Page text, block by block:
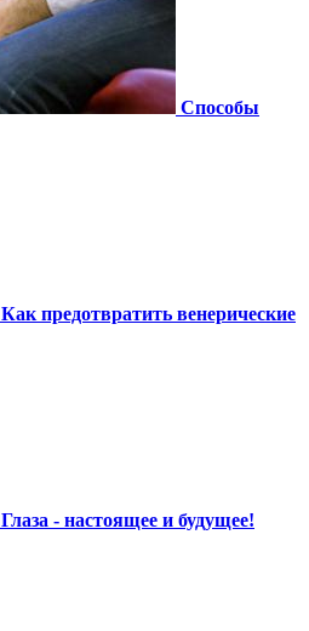
Способы
Как предотвратить венерические
Глаза - настоящее и будущее!